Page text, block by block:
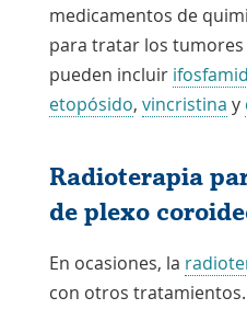
medicamentos de
para tratar los
pueden incluir
etopósido, vincristina y
Radioterapia
de plexo
En ocasiones, la
con otros